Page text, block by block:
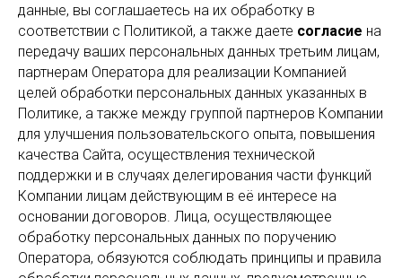
данные, вы соглашаетесь на их обработку в
соответствии с Политикой, а также даете согласие на
передачу ваших персональных данных третьим лицам,
партнерам Оператора для реализации Компанией
целей обработки персональных данных указанных в
Политике, а также между группой партнеров Компании
для улучшения пользовательского опыта, повышения
качества Сайта, осуществления технической
поддержки и в случаях делегирования части функций
Компании лицам действующим в её интересе на
основании договоров. Лица, осуществляющее
обработку персональных данных по поручению
Оператора, обязуются соблюдать принципы и правила